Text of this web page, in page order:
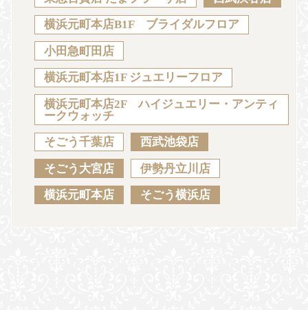
News Blog
Sustainability Voice Catalog
JA EN CH KO
横浜元町本店B1F ブライダルフロア
小田急町田店
横浜元町本店1F ジュエリーフロア
横浜元町本店2F ハイジュエリー・アンティ
ークウォッチ
そごう千葉店 西武池袋店
そごう大宮店 伊勢丹立川店
横浜元町本店 そごう横浜店